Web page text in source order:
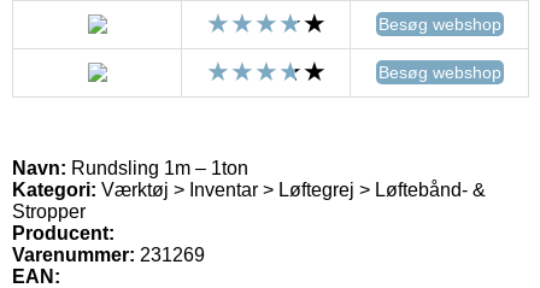
Besøg webshop
Besøg webshop
Navn: Rundsling 1m – 1ton
Kategori: Værktøj > Inventar > Løftegrej > Løftebånd- &
Stropper
Producent:
Varenummer: 231269
EAN: